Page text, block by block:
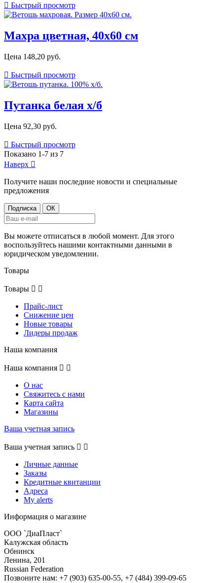
 Быстрый просмотр
Махра цветная, 40х60 см
Цена 148,20 руб.
 Быстрый просмотр
Путанка белая х/б
Цена 92,30 руб.
 Быстрый просмотр
Показано 1-7 из 7
Наверх 
Получите наши последние новости и специальные
предложения
Вы можете отписаться в любой момент. Для этого
воспользуйтесь нашими контактными данными в
юридическом уведомлении.
Товары
Товары  
Прайс-лист
Снижение цен
Новые товары
Лидеры продаж
Наша компания
Наша компания  
О нас
Свяжитесь с нами
Карта сайта
Магазины
Ваша учетная запись
Ваша учетная запись  
Личные данные
Заказы
Кредитные квитанции
Адреса
My alerts
Информация о магазине
ООО `ДиаПласт`
Калужская область
Обнинск
Ленина, 201
Russian Federation
Позвоните нам: +7 (903) 635-00-55, +7 (484) 399-09-65